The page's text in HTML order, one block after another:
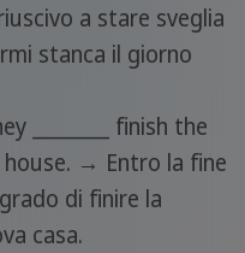
a stare sveglia
stanca il giorno
________ finish the
→ Entro la fine
di finire la
casa.